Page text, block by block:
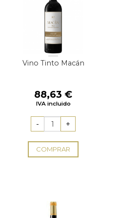
Vino Tinto Macán
88,63 €
IVA incluido
COMPRAR